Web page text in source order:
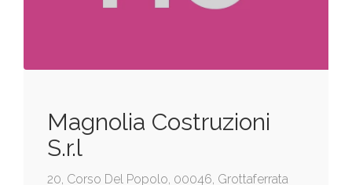
Magnolia Costruzioni
S.r.l
20, Corso Del Popolo, 00046, Grottaferrata